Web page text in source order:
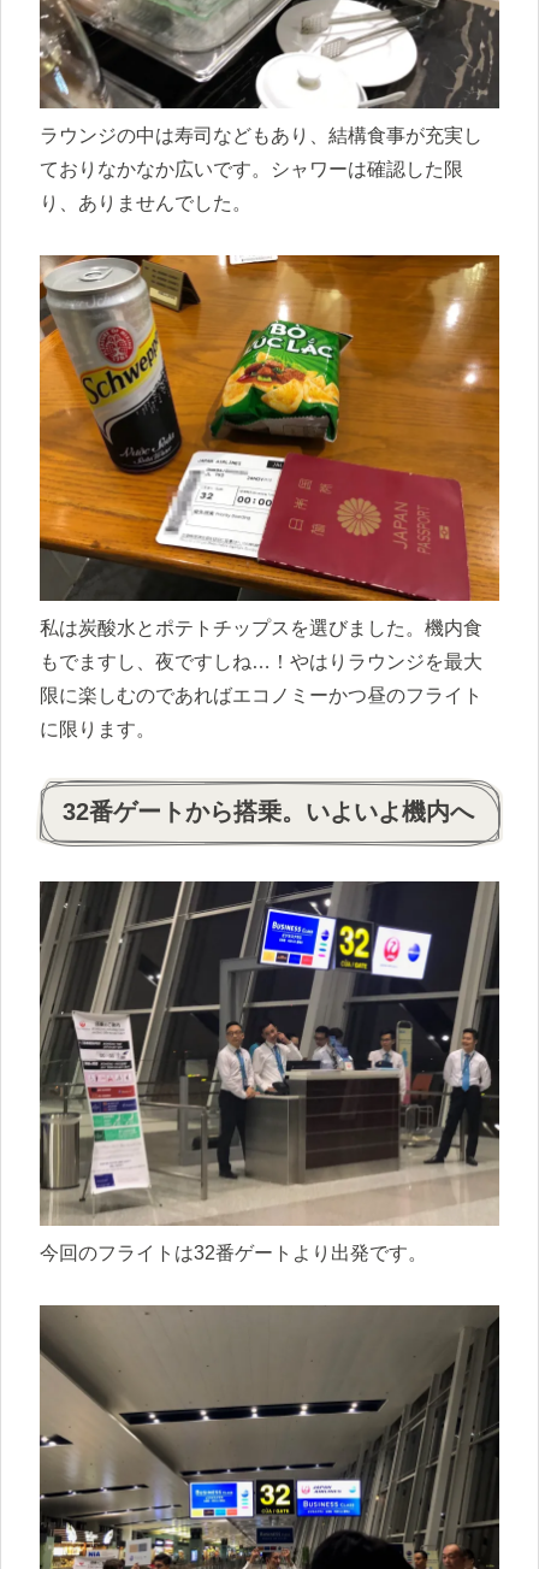
ラウンジの中は寿司などもあり、結構食事が充実し
ておりなかなか広いです。シャワーは確認した限
り、ありませんでした。
私は炭酸水とポテトチップスを選びました。機内食
もでますし、夜ですしね…！やはりラウンジを最大
限に楽しむのであればエコノミーかつ昼のフライト
に限ります。
32番ゲートから搭乗。いよいよ機内へ
今回のフライトは32番ゲートより出発です。